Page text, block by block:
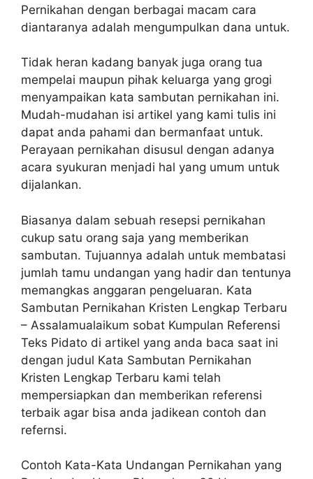
Pernikahan dengan berbagai macam cara
diantaranya adalah mengumpulkan dana untuk.
Tidak heran kadang banyak juga orang tua
mempelai maupun pihak keluarga yang grogi
menyampaikan kata sambutan pernikahan ini.
Mudah-mudahan isi artikel yang kami tulis ini
dapat anda pahami dan bermanfaat untuk.
Perayaan pernikahan disusul dengan adanya
acara syukuran menjadi hal yang umum untuk
dijalankan.
Biasanya dalam sebuah resepsi pernikahan
cukup satu orang saja yang memberikan
sambutan. Tujuannya adalah untuk membatasi
jumlah tamu undangan yang hadir dan tentunya
memangkas anggaran pengeluaran. Kata
Sambutan Pernikahan Kristen Lengkap Terbaru
– Assalamualaikum sobat Kumpulan Referensi
Teks Pidato di artikel yang anda baca saat ini
dengan judul Kata Sambutan Pernikahan
Kristen Lengkap Terbaru kami telah
mempersiapkan dan memberikan referensi
terbaik agar bisa anda jadikean contoh dan
refernsi.
Contoh Kata-Kata Undangan Pernikahan yang